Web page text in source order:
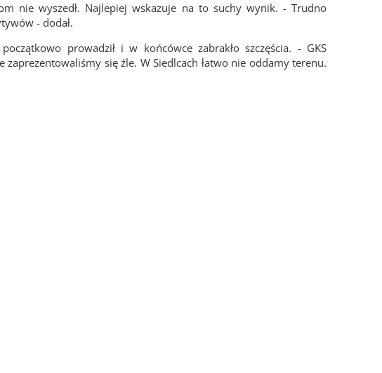
nie wyszedł. Najlepiej wskazuje na to suchy wynik. - Trudno
- dodał.
prowadził i w końcówce zabrakło szczęścia. - GKS
się źle. W Siedlcach łatwo nie oddamy terenu.